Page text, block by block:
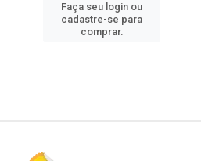
Faça seu login ou
cadastre-se para
comprar.